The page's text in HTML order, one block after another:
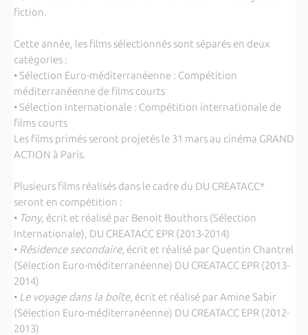
fiction.
Cette année, les films sélectionnés sont séparés en deux
catégories :
• Sélection Euro-méditerranéenne : Compétition
méditerranéenne de films courts
• Sélection Internationale : Compétition internationale de
films courts
Les films primés seront projetés le 31 mars au cinéma GRAND
ACTION à Paris.
Plusieurs films réalisés dans le cadre du DU CREATACC*
seront en compétition :
• Tony, écrit et réalisé par Benoit Bouthors (Sélection
Internationale), DU CREATACC EPR (2013-2014)
• Résidence secondaire, écrit et réalisé par Quentin Chantrel
(Sélection Euro-méditerranéenne) DU CREATACC EPR (2013-
2014)
• Le voyage dans la boîte, écrit et réalisé par Amine Sabir
(Sélection Euro-méditerranéenne) DU CREATACC EPR (2012-
2013)